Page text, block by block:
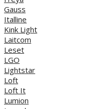
Gauss
Italline
Kink Light
Laitcom
Leset
LGO
Lightstar
Loft
Loft It
Lumion